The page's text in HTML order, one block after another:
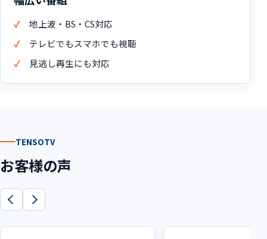
地上波・BS・CS対応
テレビでもスマホでも視聴
見逃し再生にも対応
TENSOTV
お客様の声